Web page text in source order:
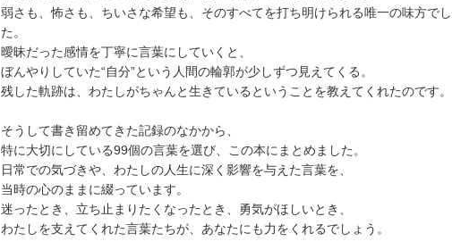
弱さも、怖さも、ちいさな希望も、そのすべてを打ち明けられる唯一の味方でし
た。
曖昧だった感情を丁寧に言葉にしていくと、
ぼんやりしていた“自分”という人間の輪郭が少しずつ見えてくる。
残した軌跡は、わたしがちゃんと生きているということを教えてくれたのです。
そうして書き留めてきた記録のなかから、
特に大切にしている99個の言葉を選び、この本にまとめました。
日常での気づきや、わたしの人生に深く影響を与えた言葉を、
当時の心のままに綴っています。
迷ったとき、立ち止まりたくなったとき、勇気がほしいとき、
わたしを支えてくれた言葉たちが、あなたにも力をくれるでしょう。